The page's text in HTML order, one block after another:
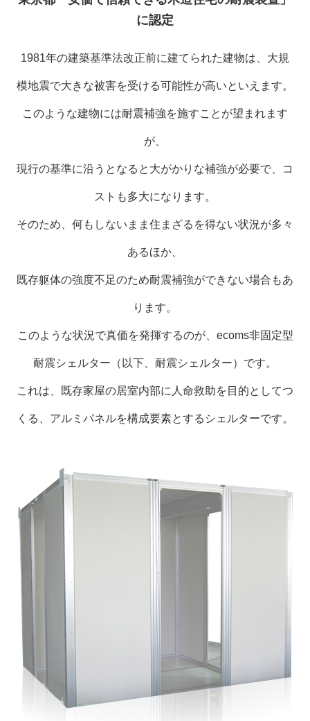
に認定
1981年の建築基準法改正前に建てられた建物は、大規
模地震で大きな被害を受ける可能性が高いといえます。
このような建物には耐震補強を施すことが望まれます
が、
現行の基準に沿うとなると大がかりな補強が必要で、コ
ストも多大になります。
そのため、何もしないまま住まざるを得ない状況が多々
あるほか、
既存躯体の強度不足のため耐震補強ができない場合もあ
ります。
このような状況で真価を発揮するのが、ecoms非固定型
耐震シェルター（以下、耐震シェルター）です。
これは、既存家屋の居室内部に人命救助を目的としてつ
くる、アルミパネルを構成要素とするシェルターです。